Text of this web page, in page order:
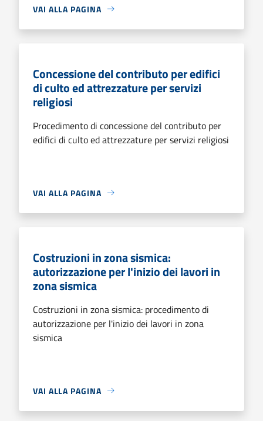
VAI ALLA PAGINA
Concessione del contributo per edifici
di culto ed attrezzature per servizi
religiosi
Procedimento di concessione del contributo per
edifici di culto ed attrezzature per servizi religiosi
VAI ALLA PAGINA
Costruzioni in zona sismica:
autorizzazione per l'inizio dei lavori in
zona sismica
Costruzioni in zona sismica: procedimento di
autorizzazione per l'inizio dei lavori in zona
sismica
VAI ALLA PAGINA